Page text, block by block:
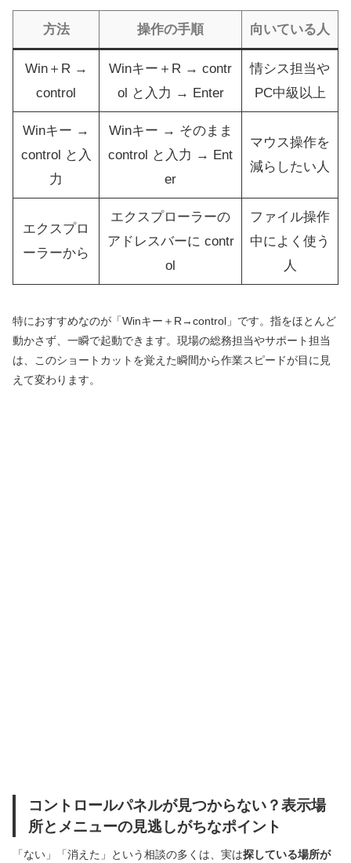
方法 操作の手順 向いている人
Win＋R →
control
Winキー＋R → contr
ol と入力 → Enter
情シス担当や
PC中級以上
Winキー →
control と入
力
Winキー → そのまま
control と入力 → Ent
er
マウス操作を
減らしたい人
エクスプロ
ーラーから
エクスプローラーの
アドレスバーに contr
ol
ファイル操作
中によく使う
人
特におすすめなのが「Winキー＋R→control」です。指をほとんど
動かさず、一瞬で起動できます。現場の総務担当やサポート担当
は、このショートカットを覚えた瞬間から作業スピードが目に見
えて変わります。
コントロールパネルが見つからない？表示場
所とメニューの見逃しがちなポイント
「ない」「消えた」という相談の多くは、実は探している場所が